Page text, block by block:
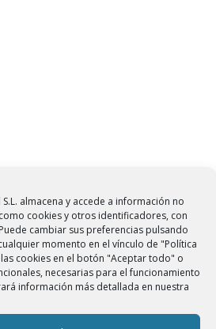
almacena y accede a información no
cookies y otros identificadores, con
cambiar sus preferencias pulsando
momento en el vínculo de "Política
cookies en el botón "Aceptar todo" o
necesarias para el funcionamiento
información más detallada en nuestra